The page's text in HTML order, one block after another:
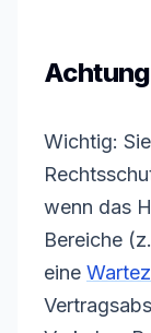
Wichtig:
wenn das
Bereiche
eine